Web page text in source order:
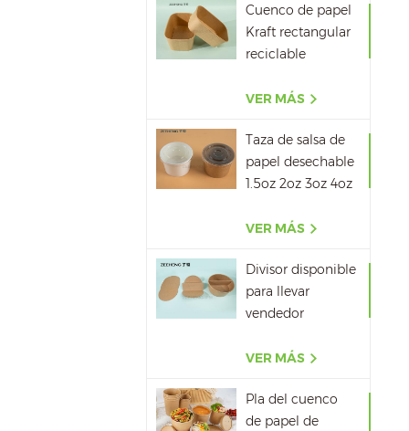
Cuenco de papel
Kraft rectangular
reciclable
VER MÁS
Taza de salsa de
papel desechable
1.5oz 2oz 3oz 4oz
VER MÁS
Divisor disponible
para llevar
vendedor
del cuenco de
VER MÁS
Pla del cuenco
de papel de